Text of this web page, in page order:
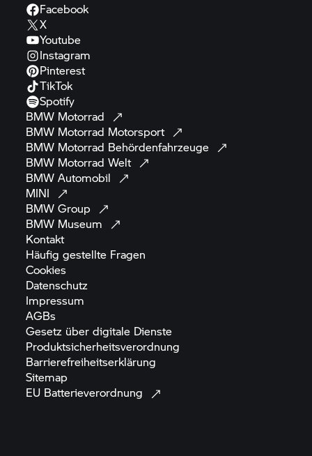
Facebook
X
Youtube
Instagram
Pinterest
TikTok
Spotify
BMW Motorrad
BMW Motorrad Motorsport
BMW Motorrad Behördenfahrzeuge
BMW Motorrad Welt
BMWAutomobil
MINI
BMWGroup
BMW Museum
Kontakt
Häufig gestellte Fragen
Cookies
Datenschutz
Impressum
AGBs
Gesetz über digitale Dienste
Produktsicherheitsverordnung
Barrierefreiheitserklärung
Sitemap
EU Batterieverordnung